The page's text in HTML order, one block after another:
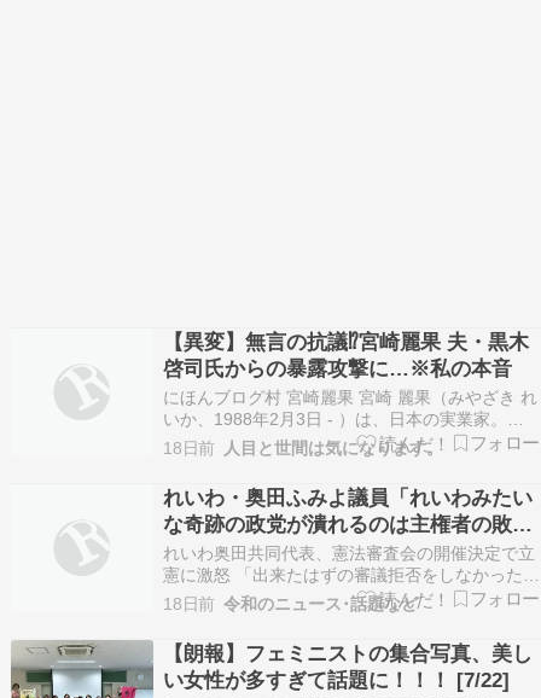
【異変】無言の抗議⁉宮崎麗果 夫・黒木
啓司氏からの暴露攻撃に…※私の本音
にほんブログ村 宮崎麗果 宮崎 麗果（みやざき れ
いか、1988年2月3日 - ）は、日本の実業家。長
野県諏訪市出生、東京都世田谷区出身。3度の結
婚歴があり、実子は5人。父親は政治家（元参議
院議員）の白眞勲。両親は離婚しており、"宮
崎"は母親の姓である。 母親が里帰り出産をし
た…
18日前 人目と世間は気になります。
れいわ・奥田ふみよ議員「れいわみたい
な奇跡の政党が潰れるのは主権者の敗
北！」
れいわ奥田共同代表、憲法審査会の開催決定で立
憲に激怒 「出来たはずの審議拒否をしなかった」
- au Webポータル れいわ奥田共同代表、憲法審
査会の開催決定で立憲に激怒 「出来たはずの審議
拒否をしなかった」 au Webポータル （出典：au
Webポータル） 奥田芙美代 奥…
18日前 令和のニュース･話題など
【朗報】フェミニストの集合写真、美し
い女性が多すぎて話題に！！！ [7/22]